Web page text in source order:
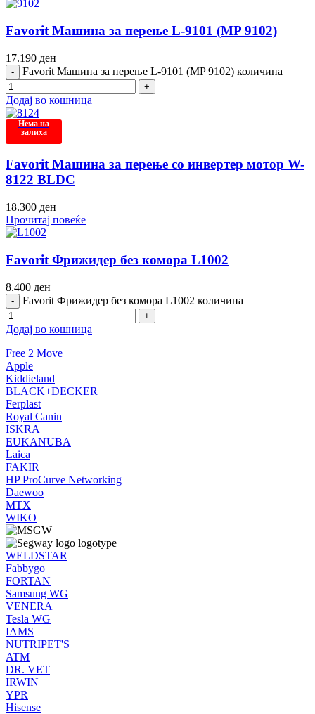
Favorit Машина за перење L-9101 (MP 9102)
17.190 ден
Favorit Машина за перење L-9101 (MP 9102) количина
Додај во кошница
Нема на
залиха
Favorit Машина за перење со инвертер мотор W-
8122 BLDC
18.300 ден
Прочитај повеќе
Favorit Фрижидер без комора L1002
8.400 ден
Favorit Фрижидер без комора L1002 количина
Додај во кошница
Free 2 Move
Apple
Kiddieland
BLACK+DECKER
Ferplast
Royal Canin
ISKRA
EUKANUBA
Laica
FAKIR
HP ProCurve Networking
Daewoo
MTX
WIKO
WELDSTAR
Fabbygo
FORTAN
Samsung WG
VENERA
Tesla WG
IAMS
NUTRIPET'S
ATM
DR. VET
IRWIN
YPR
Hisense